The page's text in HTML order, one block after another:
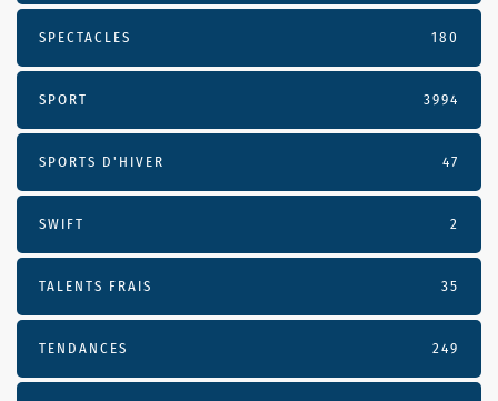
SPECTACLES 180
SPORT 3994
SPORTS D'HIVER 47
SWIFT 2
TALENTS FRAIS 35
TENDANCES 249